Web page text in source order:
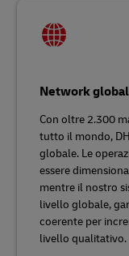
Network
Con oltre 2.300
tutto il mondo,
globale. Le
essere
mentre il nostro
livello globale,
coerente per
livello qualitativo.